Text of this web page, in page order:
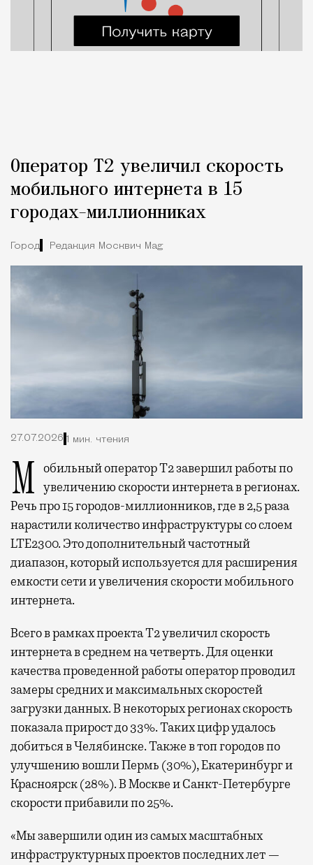
Оператор Т2 увеличил скорость
мобильного интернета в 15
городах-миллионниках
Город Редакция Москвич Mag
27.07.2026 1 мин. чтения
Мобильный оператор Т2 завершил работы по увеличению скорости интернета в регионах.
Речь про 15 городов-миллионников, где в 2,5 раза
нарастили количество инфраструктуры со слоем
LTE2300. Это дополнительный частотный
диапазон, который используется для расширения
емкости сети и увеличения скорости мобильного
интернета.
Всего в рамках проекта Т2 увеличил скорость
интернета в среднем на четверть. Для оценки
качества проведенной работы оператор проводил
замеры средних и максимальных скоростей
загрузки данных. В некоторых регионах скорость
показала прирост до 33%. Таких цифр удалось
добиться в Челябинске. Также в топ городов по
улучшению вошли Пермь (30%), Екатеринбург и
Красноярск (28%). В Москве и Санкт-Петербурге
скорости прибавили по 25%.
«Мы завершили один из самых масштабных
инфраструктурных проектов последних лет —